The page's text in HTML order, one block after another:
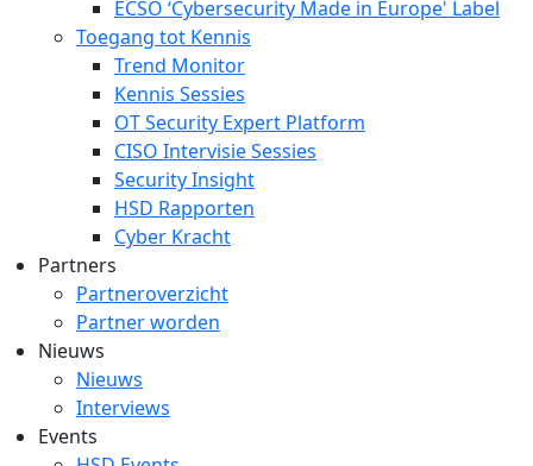
ECSO ‘Cybersecurity Made in Europe' Label
Toegang tot Kennis
Trend Monitor
Kennis Sessies
OT Security Expert Platform
CISO Intervisie Sessies
Security Insight
HSD Rapporten
Cyber Kracht
Partners
Partneroverzicht
Partner worden
Nieuws
Nieuws
Interviews
Events